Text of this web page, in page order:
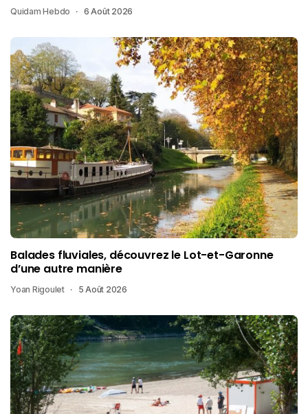
Quidam Hebdo 6 Août 2026
Balades fluviales, découvrez le Lot-et-Garonne
d’une autre manière
Yoan Rigoulet 5 Août 2026